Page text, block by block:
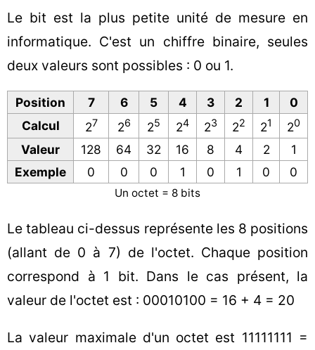
Le bit est la plus petite unité de mesure en
informatique. C'est un chiffre binaire, seules
deux valeurs sont possibles : 0 ou 1.
Un octet = 8 bits
Position 7 6 5 4 3 2 1
0
Calcul
27 26 25 24 23 22 21 20
Valeur 128 64 32 16 8 4 2
1
Exemple
0 0 0 1 0 1 0 0
Le tableau ci-dessus représente les 8 positions
(allant de 0 à 7) de l'octet. Chaque position
correspond à 1 bit. Dans le cas présent, la
valeur de l'octet est : 00010100 = 16 + 4 = 20
La valeur maximale d'un octet est 11111111 =